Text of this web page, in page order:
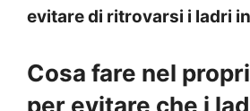
evitare di ritrovarsi i ladri
Cosa fare nel
per evitare che i